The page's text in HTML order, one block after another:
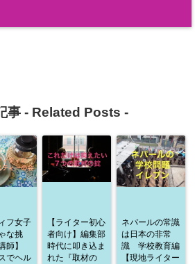
事 - Related Posts -
フ女子
な挑
師】
でヘル
【ライター初心
者向け】編集部
時代に叩き込ま
れた『取材の
ネパールの常識
は日本の非常
識 学校教育編
【現地ライター